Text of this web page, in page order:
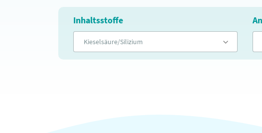
Inhaltsstoffe
Kieselsäure/Silizium